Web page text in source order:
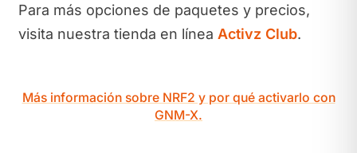
Para más opciones de paquetes y precios,
visita nuestra tienda en línea Activz Club.
Más información sobre NRF2 y por qué activarlo con
GNM-X.